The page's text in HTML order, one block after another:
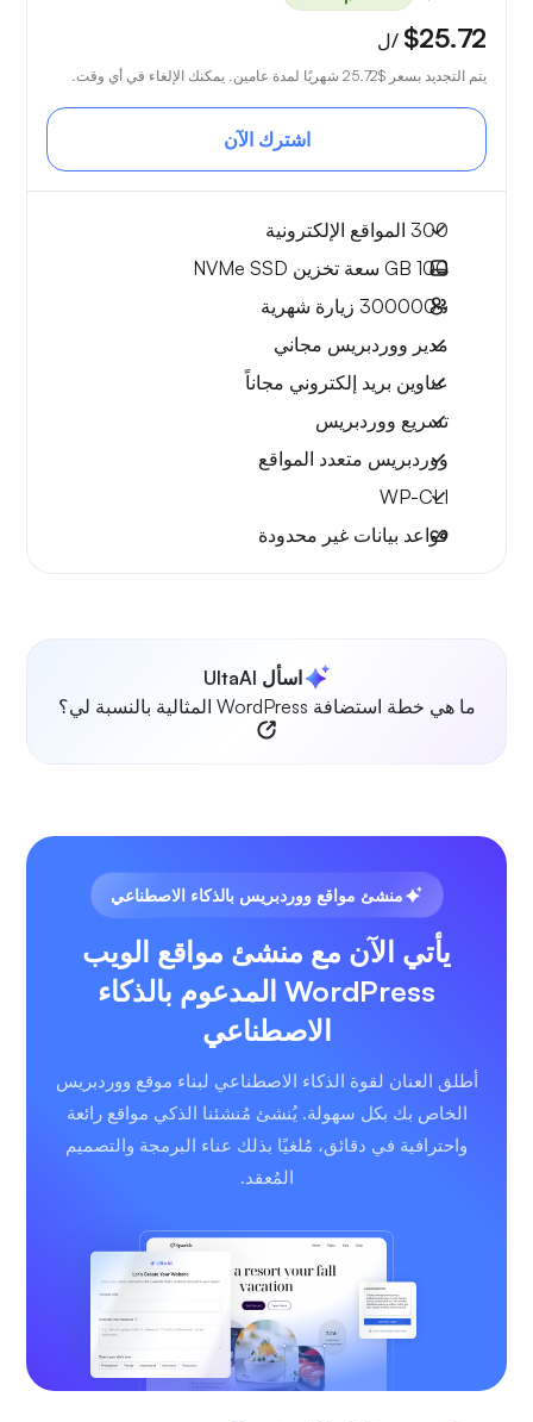
$25.72 /ل
يتم التجديد بسعر $25.72 شهريًا لمدة عامين. يمكنك الإلغاء في أي وقت.
اشترك الآن
300 المواقع الإلكترونية
100 GB
سعة تخزين NVMe SSD
~300000
زيارة شهرية
مدير ووردبريس مجاني
عناوين بريد إلكتروني مجاناً
تسريع ووردبريس
ووردبريس متعدد المواقع
WP-CLI
قواعد بيانات غير محدودة
اسأل UltaAI
ما هي خطة استضافة WordPress المثالية بالنسبة لي؟
منشئ مواقع ووردبريس بالذكاء الاصطناعي
يأتي الآن مع منشئ مواقع الويب
WordPress المدعوم بالذكاء
الاصطناعي
أطلق العنان لقوة الذكاء الاصطناعي لبناء موقع ووردبريس
الخاص بك بكل سهولة. يُنشئ مُنشئنا الذكي مواقع رائعة
واحترافية في دقائق، مُلغيًا بذلك عناء البرمجة والتصميم
المُعقد.